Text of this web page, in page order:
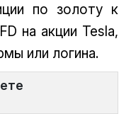
по золоту к
на акции Tesla,
или логина.